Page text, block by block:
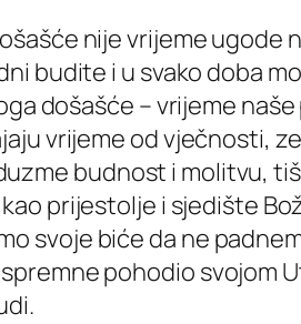
nije vrijeme
budite i u svako doba
došašće – vrijeme
vrijeme od vječnosti,
budnost i molitvu,
prijestolje i sjedište
svoje biće da ne
pohodio svojom